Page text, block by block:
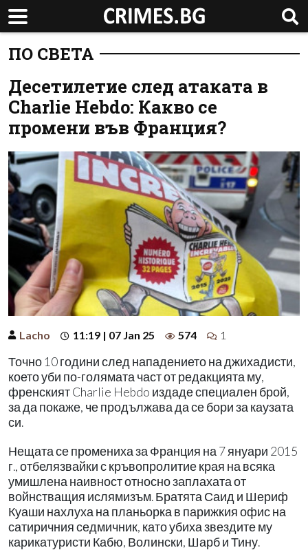
ПО СВЕТА
Десетилетие след атаката в
Charlie Hebdo: Какво се
промени във Франция?
Lacho 11:19 | 07 Jan 25 574 1
Точно 10 години след нападението на джихадисти,
което уби по-голямата част от редакцията му,
френският Charlie Hebdo издаде специален брой,
за да покаже, че продължава да се бори за каузата
си.
Нещата се промениха за Франция на 7 януари 2015
г., отбелязвайки с кръвопролитие края на всяка
умишлена наивност относно заплахата от
войнстващия ислямизъм. Братята Саид и Шериф
Куаши нахлуха на планьорка в парижкия офис на
сатиричния седмичник, като убиха звездите му
карикатуристи Кабю, Волински, Шарб и Тину.